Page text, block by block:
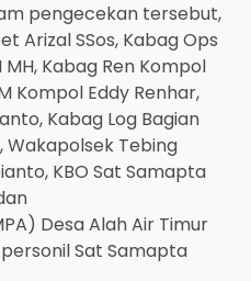
pengecekan tersebut,
Arizal SSos, Kabag Ops
Kabag Ren Kompol
Kompol Eddy Renhar,
Kabag Log Bagian
Wakapolsek Tebing
KBO Sat Samapta
Desa Alah Air Timur
Sat Samapta